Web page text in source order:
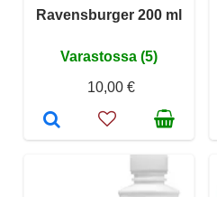
Ravensburger 200 ml
Varastossa (5)
10,00 €